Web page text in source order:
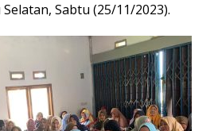
Sabtu (25/11/2023).